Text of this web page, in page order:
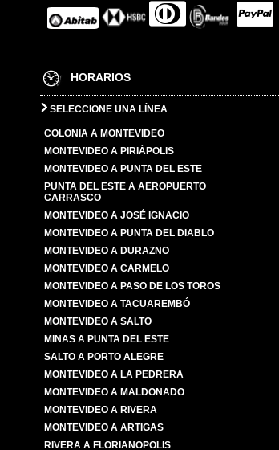
HORARIOS
SELECCIONE UNA LÍNEA
COLONIA A MONTEVIDEO
MONTEVIDEO A PIRIÁPOLIS
MONTEVIDEO A PUNTA DEL ESTE
PUNTA DEL ESTE A AEROPUERTO
CARRASCO
MONTEVIDEO A JOSÉ IGNACIO
MONTEVIDEO A PUNTA DEL DIABLO
MONTEVIDEO A DURAZNO
MONTEVIDEO A CARMELO
MONTEVIDEO A PASO DE LOS TOROS
MONTEVIDEO A TACUAREMBÓ
MONTEVIDEO A SALTO
MINAS A PUNTA DEL ESTE
SALTO A PORTO ALEGRE
MONTEVIDEO A LA PEDRERA
MONTEVIDEO A MALDONADO
MONTEVIDEO A RIVERA
MONTEVIDEO A ARTIGAS
RIVERA A FLORIANOPOLIS